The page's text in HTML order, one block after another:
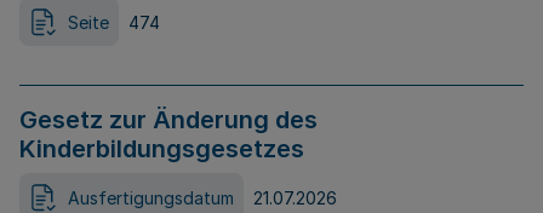
Seite 474
Gesetz zur Änderung des
Kinderbildungsgesetzes
Ausfertigungsdatum 21.07.2026